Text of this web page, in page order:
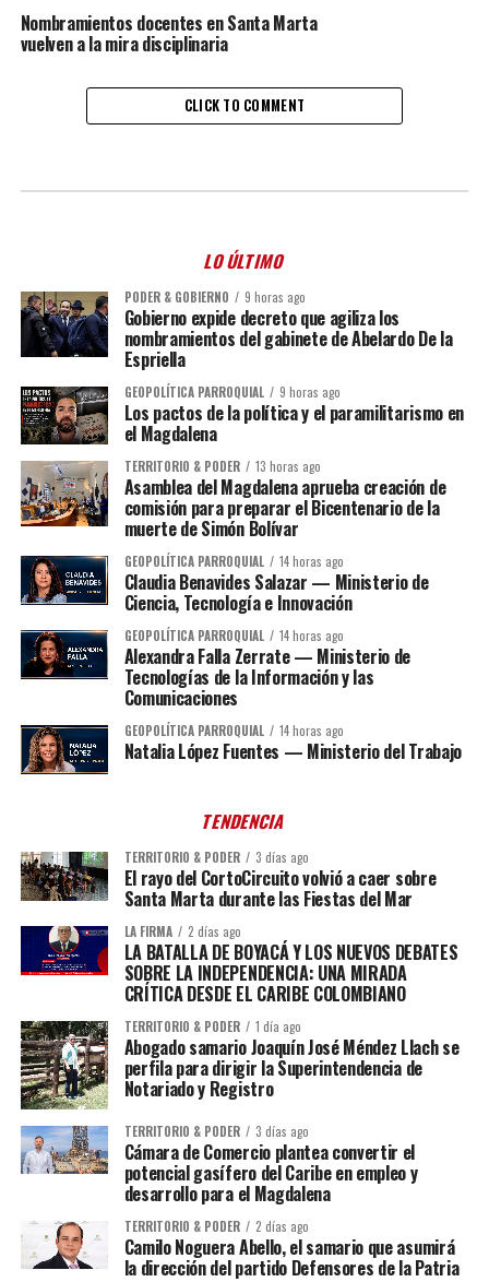
Nombramientos docentes en Santa Marta
vuelven a la mira disciplinaria
CLICK TO COMMENT
LO ÚLTIMO
PODER & GOBIERNO 9 horas ago
Gobierno expide decreto que agiliza los
nombramientos del gabinete de Abelardo De la
Espriella
GEOPOLÍTICA PARROQUIAL 9 horas ago
Los pactos de la política y el paramilitarismo en
el Magdalena
TERRITORIO & PODER 13 horas ago
Asamblea del Magdalena aprueba creación de
comisión para preparar el Bicentenario de la
muerte de Simón Bolívar
GEOPOLÍTICA PARROQUIAL 14 horas ago
Claudia Benavides Salazar — Ministerio de
Ciencia, Tecnología e Innovación
GEOPOLÍTICA PARROQUIAL 14 horas ago
Alexandra Falla Zerrate — Ministerio de
Tecnologías de la Información y las
Comunicaciones
GEOPOLÍTICA PARROQUIAL 14 horas ago
Natalia López Fuentes — Ministerio del Trabajo
TENDENCIA
TERRITORIO & PODER 3 días ago
El rayo del CortoCircuito volvió a caer sobre
Santa Marta durante las Fiestas del Mar
LA FIRMA 2 días ago
LA BATALLA DE BOYACÁ Y LOS NUEVOS DEBATES
SOBRE LA INDEPENDENCIA: UNA MIRADA
CRÍTICA DESDE EL CARIBE COLOMBIANO
TERRITORIO & PODER 1 día ago
Abogado samario Joaquín José Méndez Llach se
perfila para dirigir la Superintendencia de
Notariado y Registro
TERRITORIO & PODER 3 días ago
Cámara de Comercio plantea convertir el
potencial gasífero del Caribe en empleo y
desarrollo para el Magdalena
TERRITORIO & PODER 2 días ago
Camilo Noguera Abello, el samario que asumirá
la dirección del partido Defensores de la Patria